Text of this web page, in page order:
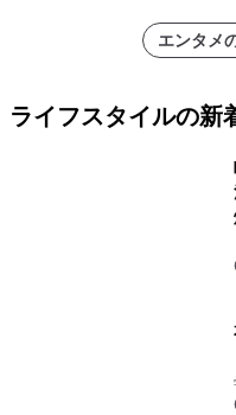
エンタメ
ライフスタイルの新